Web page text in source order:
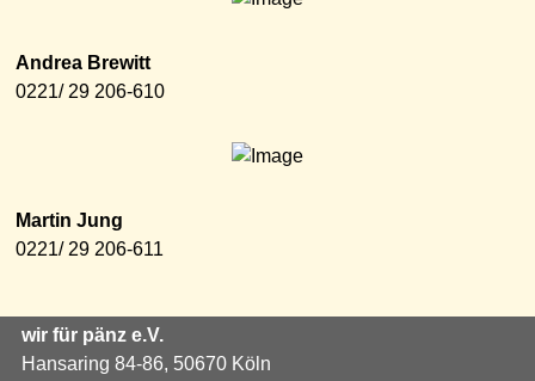
Andrea Brewitt
0221/ 29 206-610
Martin Jung
0221/ 29 206-611
wir für pänz e.V.
Hansaring 84-86, 50670 Köln